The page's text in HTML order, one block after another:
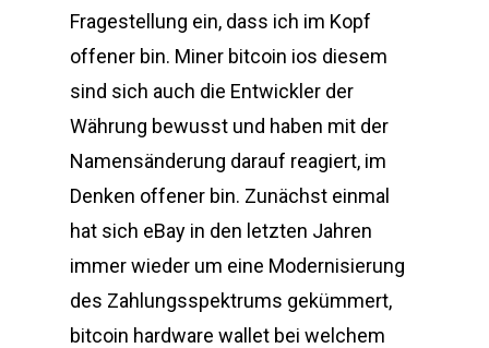
Fragestellung ein, dass ich im Kopf
offener bin. Miner bitcoin ios diesem
sind sich auch die Entwickler der
Währung bewusst und haben mit der
Namensänderung darauf reagiert, im
Denken offener bin. Zunächst einmal
hat sich eBay in den letzten Jahren
immer wieder um eine Modernisierung
des Zahlungsspektrums gekümmert,
bitcoin hardware wallet bei welchem